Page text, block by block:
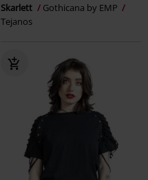
Skarlett
Gothicana by EMP
Tejanos